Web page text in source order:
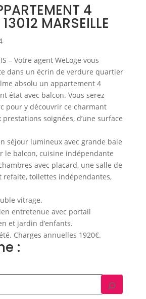
4
MARSEILLE
– Votre agent WeLoge vous
dans un écrin de verdure quartier
absolu un appartement 4
état avec balcon. Vous serez
pour y découvrir ce charmant
soignées, d’une surface
séjour lumineux avec grande baie
le balcon, cuisine indépendante
avec placard, une salle de
refaite, toilettes indépendantes,
vitrage.
entretenue avec portail
et jardin d’enfants.
Charges annuelles 1920€.
: